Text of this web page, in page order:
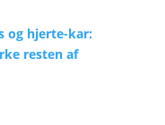
og hjerte-kar:
resten af